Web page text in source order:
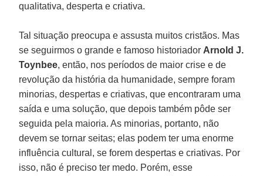
qualitativa, desperta e criativa.
Tal situação preocupa e assusta muitos cristãos. Mas
se seguirmos o grande e famoso historiador Arnold J.
Toynbee, então, nos períodos de maior crise e de
revolução da história da humanidade, sempre foram
minorias, despertas e criativas, que encontraram uma
saída e uma solução, que depois também pôde ser
seguida pela maioria. As minorias, portanto, não
devem se tornar seitas; elas podem ter uma enorme
influência cultural, se forem despertas e criativas. Por
isso, não é preciso ter medo. Porém, esse